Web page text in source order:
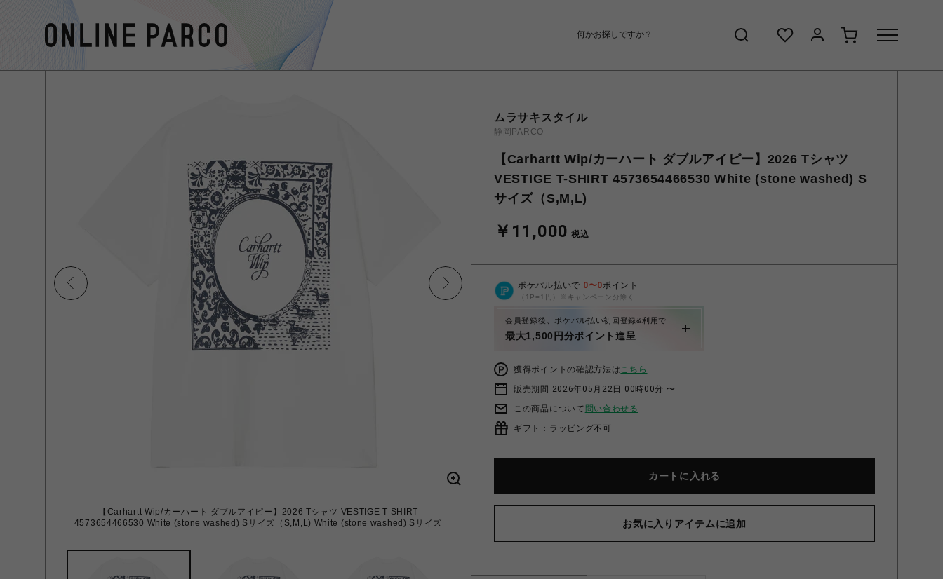
【Carhartt Wip/カーハート ダブルアイピー】2026 Tシャツ VESTIGE T-SHIRT
4573654466530 White (stone washed) Sサイズ（S,M,L) White (stone washed) Sサイズ
4573654466554 White (stone washed) Lサイズ White (stone washed) Lサイズ
ムラサキスタイル
静岡PARCO
【Carhartt Wip/カーハート ダブルアイピー】2026 Tシャツ
VESTIGE T-SHIRT 4573654466530 White (stone washed) S
サイズ（S,M,L)
￥11,000 税込
ポケパル払いで 0〜0ポイント
（1P=1円）※キャンペーン分除く
会員登録後、ポケパル払い初回登録&利用で
最大1,500円分ポイント進呈
獲得ポイントの確認方法はこちら
販売期間 2026年05月22日 00時00分 〜
この商品について 問い合わせる
ギフト：ラッピング不可
カートに入れる
お気に入りアイテムに追加